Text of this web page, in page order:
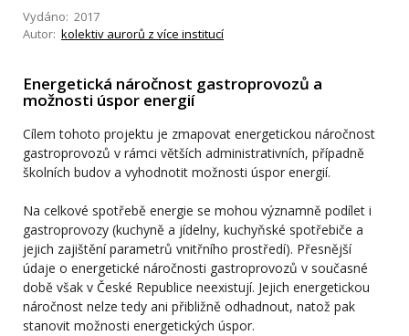
Vydáno: 2017
Autor: kolektiv aurorů z více institucí
Energetická náročnost gastroprovozů a
možnosti úspor energií
Cílem tohoto projektu je zmapovat energetickou náročnost
gastroprovozů v rámci větších administrativních, případně
školních budov a vyhodnotit možnosti úspor energií.
Na celkové spotřebě energie se mohou významně podílet i
gastroprovozy (kuchyně a jídelny, kuchyňské spotřebiče a
jejich zajištění parametrů vnitřního prostředí). Přesnější
údaje o energetické náročnosti gastroprovozů v současné
době však v České Republice neexistují. Jejich energetickou
náročnost nelze tedy ani přibližně odhadnout, natož pak
stanovit možnosti energetických úspor.